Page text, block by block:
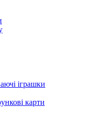
іграшки
карти